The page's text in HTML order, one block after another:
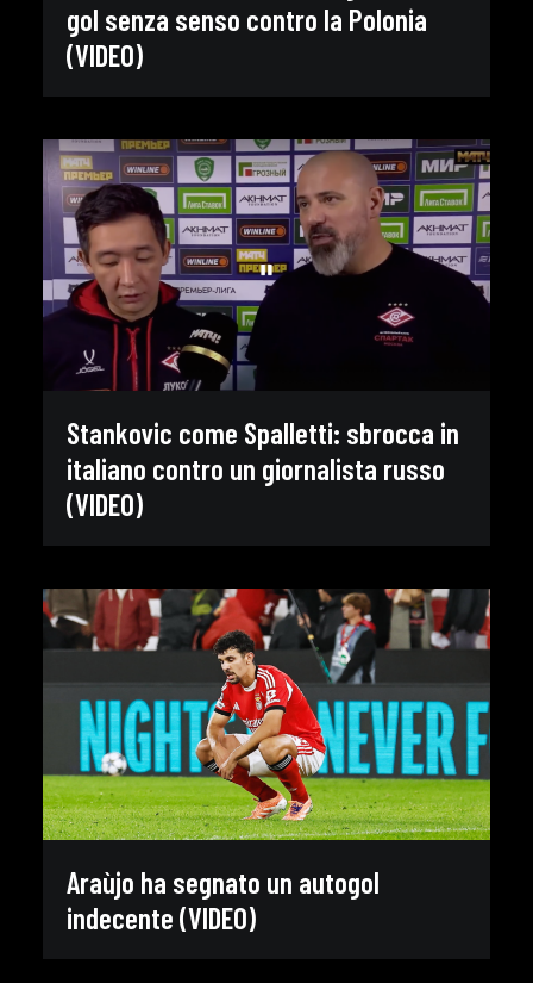
gol senza senso contro la Polonia
(VIDEO)
Stankovic come Spalletti: sbrocca in
italiano contro un giornalista russo
(VIDEO)
Araùjo ha segnato un autogol
indecente (VIDEO)